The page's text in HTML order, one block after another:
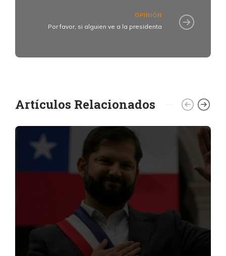
OPINIÓN
Por favor, si alguien ve a la presidenta
Artículos Relacionados